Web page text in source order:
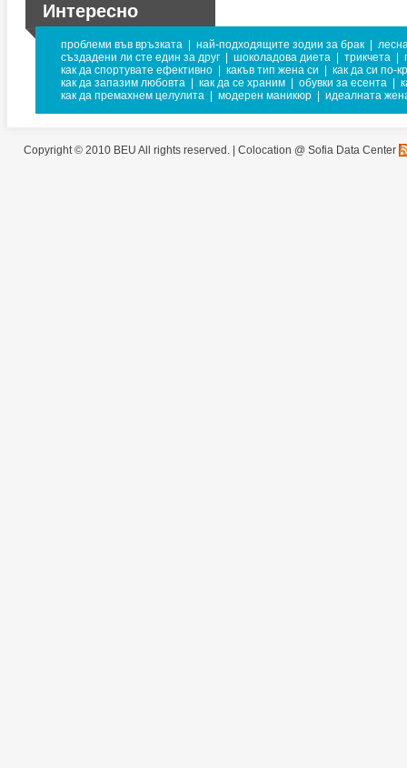
Интересно
проблеми във връзката най-подходящите зодии за брак
създадени ли сте един за друг
шоколадова диета трикчета
как да спортувате ефективно
какъв тип жена си
как да си по-
как да запазим любовта
как да се храним обувки за есента
как да премахнем целулита
модерен маникюр идеалната
Copyright © 2010 BEU All rights reserved. | Colocation @ Sofia Data Center